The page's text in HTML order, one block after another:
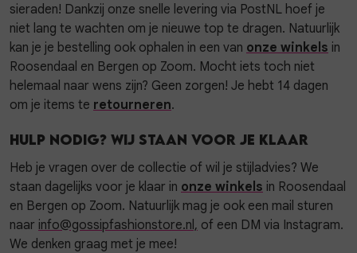
sieraden! Dankzij onze snelle levering via PostNL hoef je
niet lang te wachten om je nieuwe top te dragen. Natuurlijk
kan je je bestelling ook ophalen in een van onze winkels in
Roosendaal en Bergen op Zoom. Mocht iets toch niet
helemaal naar wens zijn? Geen zorgen! Je hebt 14 dagen
om je items te retourneren.
Hulp nodig? Wij staan voor je klaar
Heb je vragen over de collectie of wil je stijladvies? We
staan dagelijks voor je klaar in onze winkels in Roosendaal
en Bergen op Zoom. Natuurlijk mag je ook een mail sturen
naar info@gossipfashionstore.nl, of een DM via Instagram.
We denken graag met je mee!